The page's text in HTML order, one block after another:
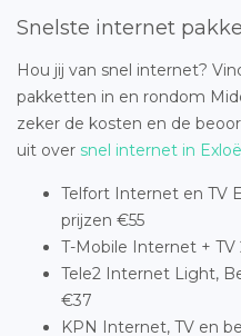
Snelste internet
Hou jij van snel internet?
pakketten in en rondom
zeker de kosten en de
uit over snel internet in
Telfort Internet en TV
prijzen €55
T-Mobile Internet +
Tele2 Internet Light,
€37
KPN Internet, TV en